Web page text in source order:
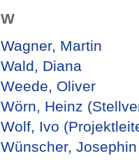
W
Wagner, Martin
Wald, Diana
Weede, Oliver
Wörn, Heinz
Wolf, Ivo
Wünscher, Josephin